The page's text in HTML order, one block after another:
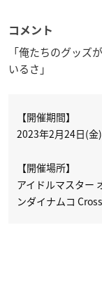
コメント
「俺たちのグッズ
いるさ」
【開催期間】
2023年2月24日(金
【開催場所】
アイドルマスター
ンダイナムコ